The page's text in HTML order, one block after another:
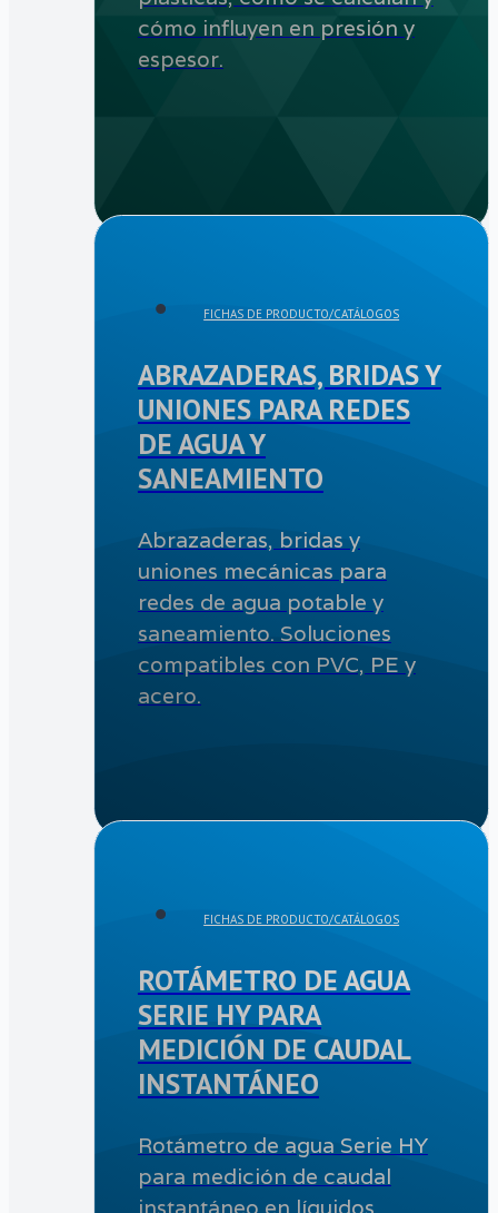
cómo influyen en presión y
espesor.
FICHAS DE PRODUCTO/CATÁLOGOS
ABRAZADERAS, BRIDAS Y
UNIONES PARA REDES
DE AGUA Y
SANEAMIENTO
Abrazaderas, bridas y
uniones mecánicas para
redes de agua potable y
saneamiento. Soluciones
compatibles con PVC, PE y
acero.
FICHAS DE PRODUCTO/CATÁLOGOS
ROTÁMETRO DE AGUA
SERIE HY PARA
MEDICIÓN DE CAUDAL
INSTANTÁNEO
Rotámetro de agua Serie HY
para medición de caudal
instantáneo en líquidos.